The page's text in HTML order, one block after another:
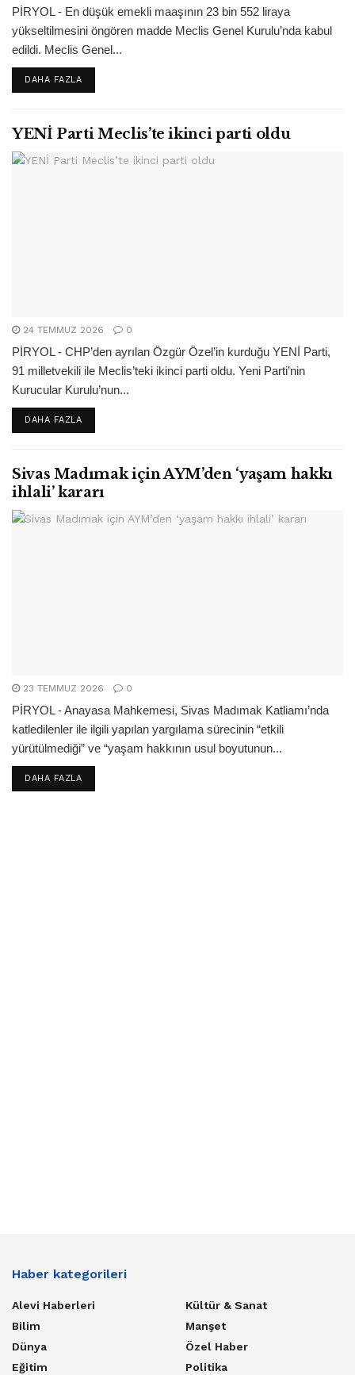
PİRYOL - En düşük emekli maaşının 23 bin 552 liraya
yükseltilmesini öngören madde Meclis Genel Kurulu’nda kabul
edildi. Meclis Genel...
DAHA FAZLADETAILS
YENİ Parti Meclis’te ikinci parti oldu
24 TEMMUZ 2026 0
PİRYOL - CHP’den ayrılan Özgür Özel’in kurduğu YENİ Parti,
91 milletvekili ile Meclis’teki ikinci parti oldu. Yeni Parti’nin
Kurucular Kurulu’nun...
DAHA FAZLADETAILS
Sivas Madımak için AYM’den ‘yaşam hakkı
ihlali’ kararı
23 TEMMUZ 2026 0
PİRYOL - Anayasa Mahkemesi, Sivas Madımak Katliamı’nda
katledilenler ile ilgili yapılan yargılama sürecinin “etkili
yürütülmediği” ve “yaşam hakkının usul boyutunun...
DAHA FAZLADETAILS
Haber kategorileri
Alevi Haberleri
Bilim
Dünya
Eğitim
Kültür & Sanat
Manşet
Özel Haber
Politika